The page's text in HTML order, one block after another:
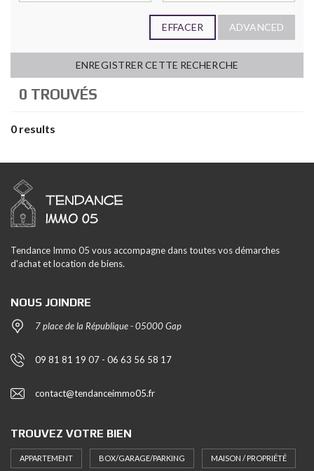
EFFACER ADVANCED
ENREGISTRER CETTE RECHERCHE
0 TROUVÉS
0 results
Tendance Immo 05 vous accompagne dans toutes vos démarches
d'achat et location de biens.
NOUS JOINDRE
7 place de la République - 05000 Gap
09 81 81 19 07 - 06 63 56 58 17
contact@tendanceimmo05.fr
TROUVEZ VOTRE BIEN
APPARTEMENT BOX/GARAGE/PARKING MAISON / PROPRIÉTÉ